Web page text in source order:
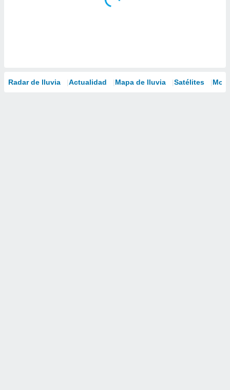
Radar de lluvia Actualidad Mapa de lluvia Satélites